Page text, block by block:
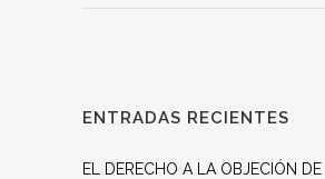
ENTRADAS RECIENTES
EL DERECHO A LA OBJECIÓN DE